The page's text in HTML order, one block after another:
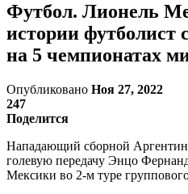
Футбол. Лионель
истории футболист
на 5 чемпионатах
Опубликовано Ноя 27, 2022
247
Поделится
Нападающий сборной
голевую передачу Энцо
Мексики во 2-м туре